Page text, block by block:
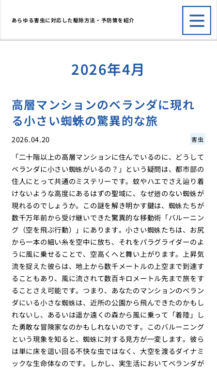
あらゆる害虫に対応した駆除方法・予防策を紹介
2026年4月
高層マンションのベランダに現れ
る小さい蜘蛛の驚異的な旅
2026.04.20 害虫
「二十階以上の高層マンションに住んでいるのに、どうして
ベランダに小さい蜘蛛がいるの？」という疑問は、都市部の
住人にとって共通のミステリーです。蚊やハエでさえ辿り着
けないような高度にあるはずの聖域に、なぜ翅のない蜘蛛が
現れるのでしょうか。この謎を解き明かす鍵は、蜘蛛たちが
数千万年前から受け継いできた驚異的な移動術「バルーニン
グ（空を飛ぶ行動）」にあります。小さい蜘蛛たちは、お尻
から一本の細い糸を空中に放ち、それをパラグライダーのよ
うに風に乗せることで、空高くへと舞い上がります。上昇気
流を捉えた彼らは、地上から数千メートルの上空まで到達す
ることもあり、風に流されて数百キロメートル先まで旅をす
ることさえ可能です。つまり、あなたのマンションのベラン
ダにいる小さな蜘蛛は、近所の公園から飛んできたのかもし
れないし、あるいは遥か遠くの森から風に乗って「着陸」し
た勇敢な冒険家なのかもしれないのです。このバルーニング
という現象を知ると、蜘蛛に対する見方が一変します。彼ら
は単に床を這い回る不快な虫ではなく、大空を渡るダイナミ
ックな生命体なのです。しかし、実生活においてベランダが